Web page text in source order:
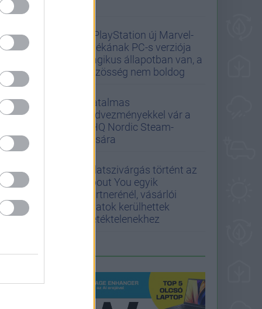
A PlayStation új Marvel-
játékának PC-s verziója
tragikus állapotban van, a
közösség nem boldog
Hatalmas
kedvezményekkel vár a
THQ Nordic Steam-
vására
Adatszivárgás történt az
About You egyik
partnerénél, vásárlói
adatok kerülhettek
illetéktelenekhez
PCW